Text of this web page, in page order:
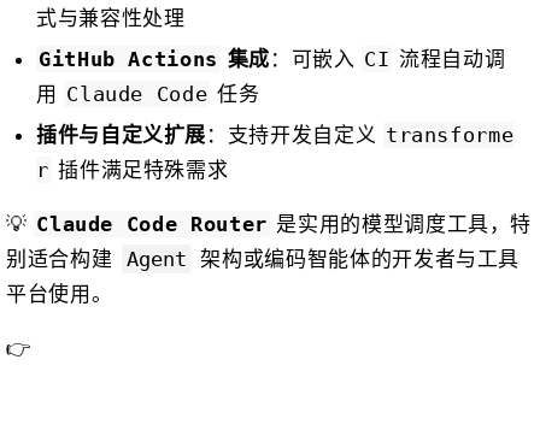
式与兼容性处理
GitHub Actions 集成：可嵌入 CI 流程自动调
用 Claude Code 任务
插件与自定义扩展：支持开发自定义 transforme
r 插件满足特殊需求
💡 Claude Code Router 是实用的模型调度工具，特
别适合构建
Agent 架构或编码智能体的开发者与工具
平台使用。
👉